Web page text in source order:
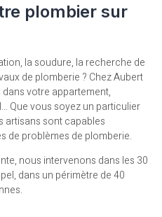
plombier sur
la soudure, la recherche de
de plomberie ? Chez Aubert
votre appartement,
Que vous soyez un particulier
artisans sont capables
de problèmes de plomberie.
nous intervenons dans les 30
dans un périmètre de 40